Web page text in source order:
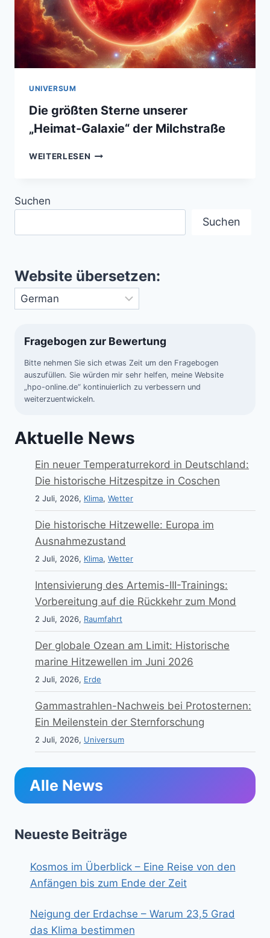
UNIVERSUM
Die größten Sterne unserer
„Heimat-Galaxie“ der Milchstraße
WEITERLESEN DIE
Suchen
Suchen
Website übersetzen:
Fragebogen zur Bewertung
Bitte nehmen Sie sich etwas Zeit um den Fragebogen
auszufüllen. Sie würden mir sehr helfen, meine Website
„hpo-online.de“ kontinuierlich zu verbessern und
weiterzuentwickeln.
Aktuelle News
Ein neuer Temperaturrekord in Deutschland:
Die historische Hitzespitze in Coschen
2 Juli, 2026, Klima, Wetter
Die historische Hitzewelle: Europa im
Ausnahmezustand
2 Juli, 2026, Klima, Wetter
Intensivierung des Artemis-III-Trainings:
Vorbereitung auf die Rückkehr zum Mond
2 Juli, 2026, Raumfahrt
Der globale Ozean am Limit: Historische
marine Hitzewellen im Juni 2026
2 Juli, 2026, Erde
Gammastrahlen-Nachweis bei Protosternen:
Ein Meilenstein der Sternforschung
2 Juli, 2026, Universum
Alle News
Neueste Beiträge
Kosmos im Überblick – Eine Reise von den
Anfängen bis zum Ende der Zeit
Neigung der Erdachse – Warum 23,5 Grad
das Klima bestimmen